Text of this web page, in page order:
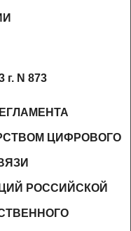
г. N 873
ЦИФРОВОГО
РОССИЙСКОЙ